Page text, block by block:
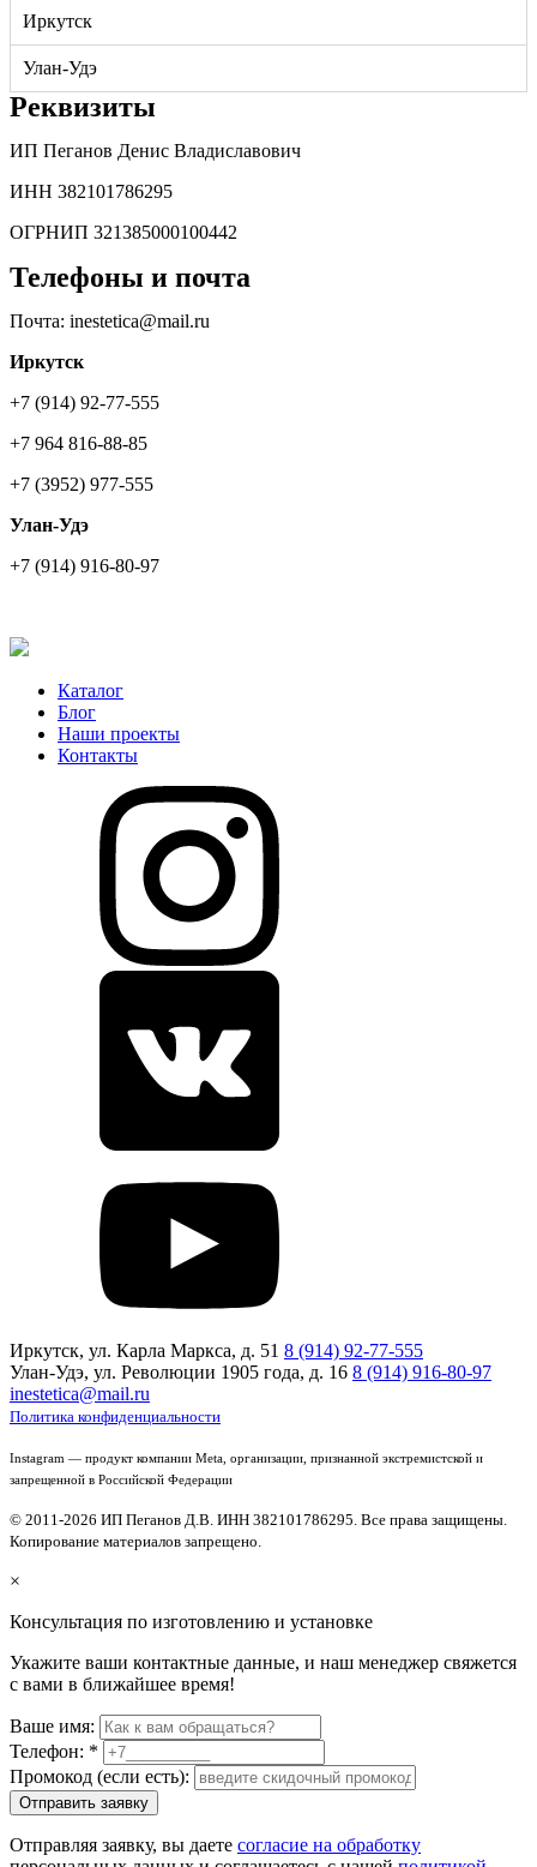
Иркутск
Улан-Удэ
Реквизиты
ИП Пеганов Денис Владиславович
ИНН 382101786295
ОГРНИП 321385000100442
Телефоны и почта
Почта: inestetica@mail.ru
Иркутск
+7 (914) 92-77-555
+7 964 816-88-85
+7 (3952) 977-555
Улан-Удэ
+7 (914) 916-80-97
Каталог
Блог
Наши проекты
Контакты
Иркутск, ул. Карла Маркса, д. 51 8 (914) 92-77-555
Улан-Удэ, ул. Революции 1905 года, д. 16 8 (914) 916-80-97
inestetica@mail.ru
Политика конфиденциальности
Instagram — продукт компании Meta, организации, признанной экстремистской и
запрещенной в Российской Федерации
© 2011-2026 ИП Пеганов Д.В. ИНН 382101786295. Все права защищены.
Копирование материалов запрещено.
×
Консультация по изготовлению и установке
Укажите ваши контактные данные, и наш менеджер свяжется
с вами в ближайшее время!
Ваше имя:
Телефон: *
Промокод (если есть):
Отправить заявку
Отправляя заявку, вы даете согласие на обработку